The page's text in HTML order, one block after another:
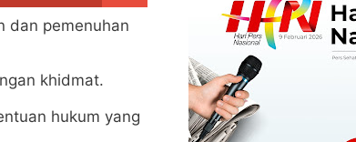
dan pemenuhan
khidmat.
hukum yang